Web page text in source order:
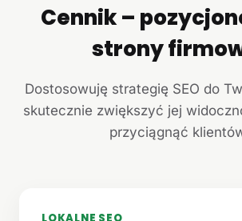
Cennik –
strony
Dostosowuję strategię SEO do
skutecznie zwiększyć jej
przyciągnąć
LOKALNE SEO